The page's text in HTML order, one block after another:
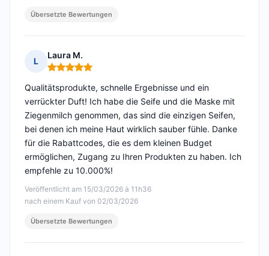
Übersetzte Bewertungen
L
Laura M.
Hinweis: 5 von 5
Veröffentlicht am 15/03/2026 à 11h36
nach einem Kauf von 02/03/2026
Qualitätsprodukte, schnelle Ergebnisse und ein
verrückter Duft! Ich habe die Seife und die Maske mit
Ziegenmilch genommen, das sind die einzigen Seifen,
bei denen ich meine Haut wirklich sauber fühle. Danke
für die Rabattcodes, die es dem kleinen Budget
ermöglichen, Zugang zu Ihren Produkten zu haben. Ich
empfehle zu 10.000%!
Übersetzte Bewertungen